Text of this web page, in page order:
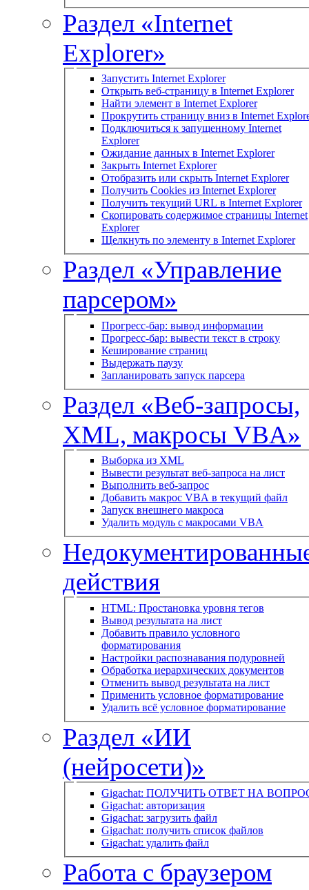
Раздел «Internet
Explorer»
Запустить Internet Explorer
Открыть веб-страницу в Internet Explorer
Найти элемент в Internet Explorer
Прокрутить страницу вниз в Internet
Подключиться к запущенному Internet
Explorer
Ожидание данных в Internet Explorer
Закрыть Internet Explorer
Отобразить или скрыть Internet Explorer
Получить Cookies из Internet Explorer
Получить текущий URL в Internet Explorer
Скопировать содержимое страницы Internet
Explorer
Щелкнуть по элементу в Internet Explorer
Раздел «Управление
парсером»
Прогресс-бар: вывод информации
Прогресс-бар: вывести текст в строку
Кеширование страниц
Выдержать паузу
Запланировать запуск парсера
Раздел «Веб-запросы,
XML, макросы VBA»
Выборка из XML
Вывести результат веб-запроса на лист
Выполнить веб-запрос
Добавить макрос VBA в текущий файл
Запуск внешнего макроса
Удалить модуль с макросами VBA
действия
HTML: Простановка уровня тегов
Вывод результата на лист
Добавить правило условного
форматирования
Настройки распознавания подуровней
Обработка иерархических документов
Отменить вывод результата на лист
Применить условное форматирование
Удалить всё условное форматирование
Раздел «ИИ
(нейросети)»
Gigachat: ПОЛУЧИТЬ ОТВЕТ НА
Gigachat: авторизация
Gigachat: загрузить файл
Gigachat: получить список файлов
Gigachat: удалить файл
Работа с браузером